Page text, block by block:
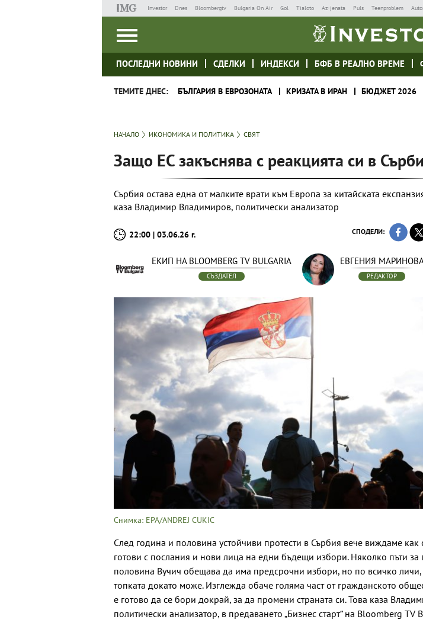
Investor Dnes Bloombergtv Bulgaria On Air Gol Tialoto Az-jenata Puls Teenproblem
ПОСЛЕДНИ НОВИНИ СДЕЛКИ ИНДЕКСИ БФБ В РЕАЛНО ВРЕМЕ
ТЕМИТЕ ДНЕС: БЪЛГАРИЯ В ЕВРОЗОНАТА КРИЗАТА В ИРАН БЮДЖЕТ 2026
НАЧАЛО ИКОНОМИКА И ПОЛИТИКА СВЯТ
Защо ЕС закъснява с реакцията си в
Сърбия остава една от малките врати към Европа за китайската
каза Владимир Владимиров, политически анализатор
22:00 | 03.06.26 г. СПОДЕЛИ:
ЕКИП НА BLOOMBERG TV BULGARIA
СЪЗДАТЕЛ
ЕВГЕНИЯ
РЕДАКТОР
Снимка: EPA/ANDREJ CUKIC
След година и половина устойчиви протести в Сърбия вече виждаме как
готови с послания и нови лица на едни бъдещи избори. Няколко пъти за
половина Вучич обещава да има предсрочни избори, но по всичко личи,
топката докато може. Изглежда обаче голяма част от гражданското
е готово да се бори докрай, за да промени страната си. Това каза
политически анализатор, в предаването „Бизнес старт“ на Bloomberg TV